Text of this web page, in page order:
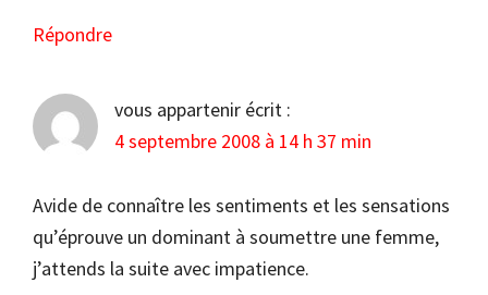
Répondre
vous appartenir écrit :
4 septembre 2008 à 14 h 37 min
Avide de connaître les sentiments et les sensations
qu’éprouve un dominant à soumettre une femme,
j’attends la suite avec impatience.